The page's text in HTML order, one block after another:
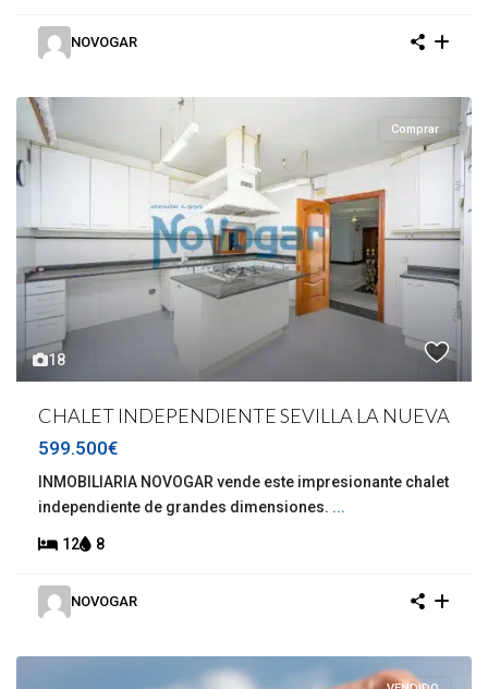
NOVOGAR
18
Comprar
CHALET INDEPENDIENTE SEVILLA LA NUEVA
599.500€
INMOBILIARIA NOVOGAR vende este impresionante chalet
independiente de grandes dimensiones. ...
12 8
NOVOGAR